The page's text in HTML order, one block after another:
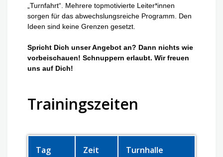
„Turnfahrt“. Mehrere topmotivierte Leiter*innen
sorgen für das abwechslungsreiche Programm. Den
Ideen sind keine Grenzen gesetzt.
Spricht Dich unser Angebot an? Dann nichts wie
vorbeischauen! Schnuppern erlaubt. Wir freuen
uns auf Dich!
Trainingszeiten
Tag Zeit Turnhalle